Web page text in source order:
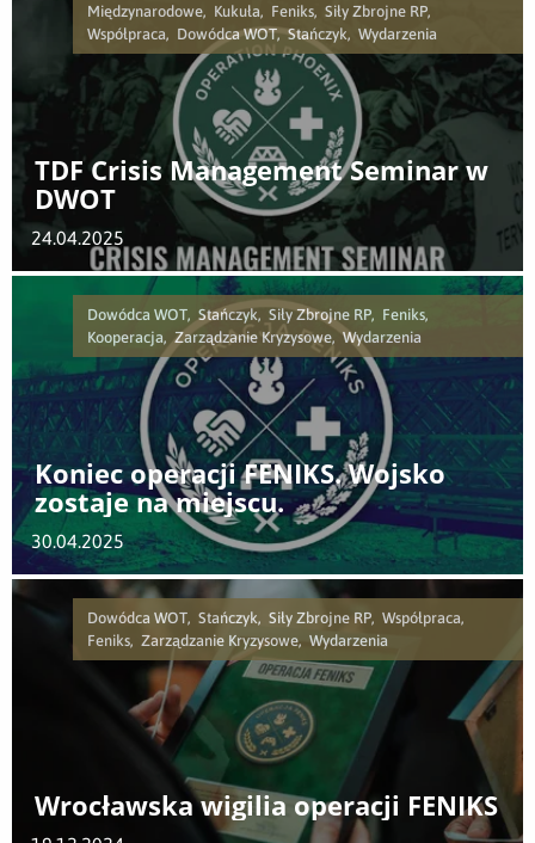
Międzynarodowe, Kukuła, Feniks, Siły Zbrojne RP,
Współpraca, Dowódca WOT, Stańczyk, Wydarzenia
TDF Crisis Management Seminar w
DWOT
24.04.2025
Dowódca WOT, Stańczyk, Siły Zbrojne RP, Feniks,
Kooperacja, Zarządzanie Kryzysowe, Wydarzenia
Koniec operacji FENIKS. Wojsko
zostaje na miejscu.
30.04.2025
Dowódca WOT, Stańczyk, Siły Zbrojne RP, Współpraca,
Feniks, Zarządzanie Kryzysowe, Wydarzenia
Wrocławska wigilia operacji FENIKS